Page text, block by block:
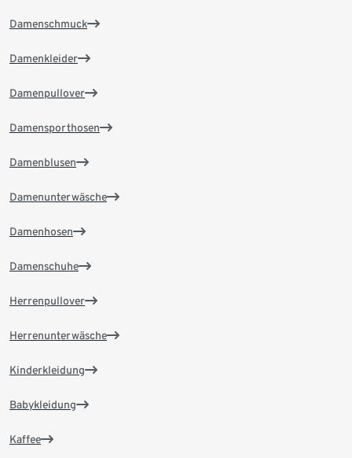
Damenschmuck
Damenkleider
Damenpullover
Damensporthosen
Damenblusen
Damenunterwäsche
Damenhosen
Damenschuhe
Herrenpullover
Herrenunterwäsche
Kinderkleidung
Babykleidung
Kaffee